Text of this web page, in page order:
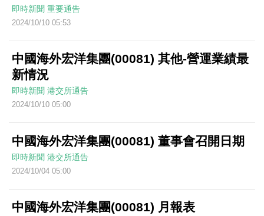
即時新聞 重要通告
2024/10/10 05:53
中國海外宏洋集團(00081) 其他-營運業績最
新情況
即時新聞 港交所通告
2024/10/10 05:00
中國海外宏洋集團(00081) 董事會召開日期
即時新聞 港交所通告
2024/10/04 05:00
中國海外宏洋集團(00081) 月報表